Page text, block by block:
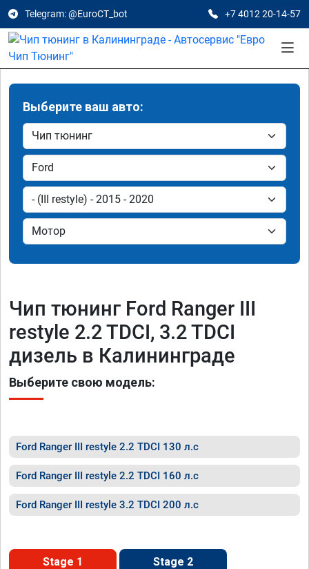
Telegram: @EuroCT_bot +7 4012 20-14-57
Выберите ваш авто:
Чип тюнинг Ford Ranger III
restyle 2.2 TDCI, 3.2 TDCI
дизель в Калининграде
Выберите свою модель:
Ford Ranger III restyle 2.2 TDCI 130 л.с
Ford Ranger III restyle 2.2 TDCI 160 л.с
Ford Ranger III restyle 3.2 TDCI 200 л.с
Stage 1 Stage 2